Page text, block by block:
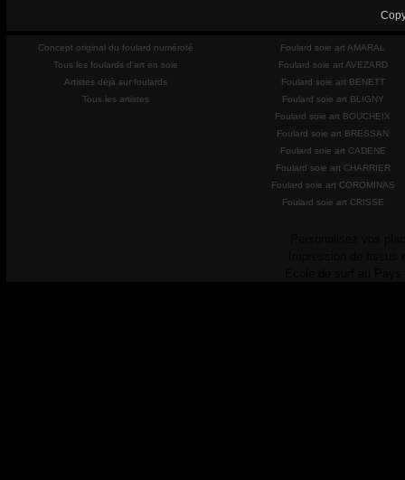
Concept original du foulard numéroté
Tous les foulards d'art en soie
Artistes déjà sur foulards
Tous les artistes
Foulard soie art AMARAL
Foulard soie art AVEZARD
Foulard soie art BENETT
Foulard soie art BLIGNY
Foulard soie art BOUCHEIX
Foulard soie art BRESSAN
Foulard soie art CADENE
Foulard soie art CHARRIER
Foulard soie art COROMINAS
Foulard soie art CRISSE